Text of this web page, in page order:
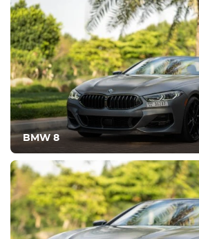
BMW 8